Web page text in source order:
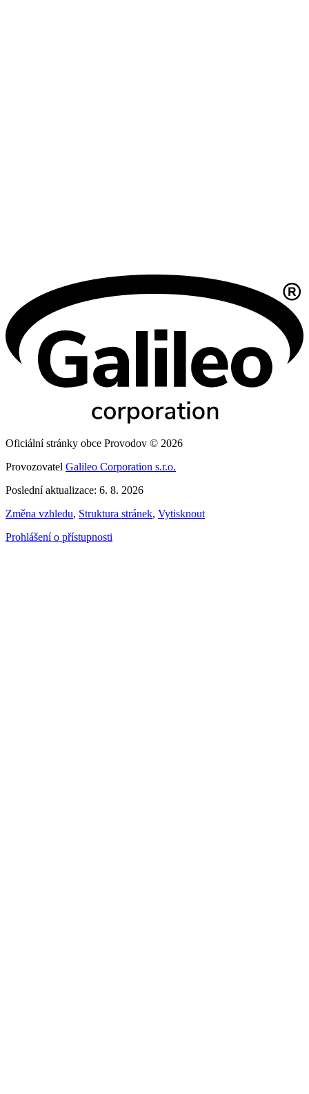
Oficiální stránky obce Provodov © 2026
Provozovatel Galileo Corporation s.r.o.
Poslední aktualizace: 6. 8. 2026
Změna vzhledu, Struktura stránek, Vytisknout
Prohlášení o přístupnosti